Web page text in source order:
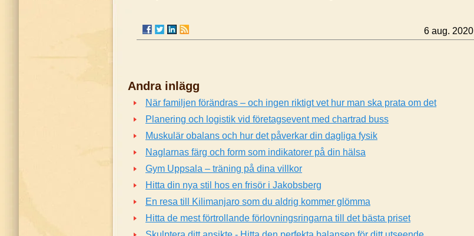
6 aug. 2020
Andra inlägg
När familjen förändras – och ingen riktigt vet hur man ska prata om det
Planering och logistik vid företagsevent med chartrad buss
Muskulär obalans och hur det påverkar din dagliga fysik
Naglarnas färg och form som indikatorer på din hälsa
Gym Uppsala – träning på dina villkor
Hitta din nya stil hos en frisör i Jakobsberg
En resa till Kilimanjaro som du aldrig kommer glömma
Hitta de mest förtrollande förlovningsringarna till det bästa priset